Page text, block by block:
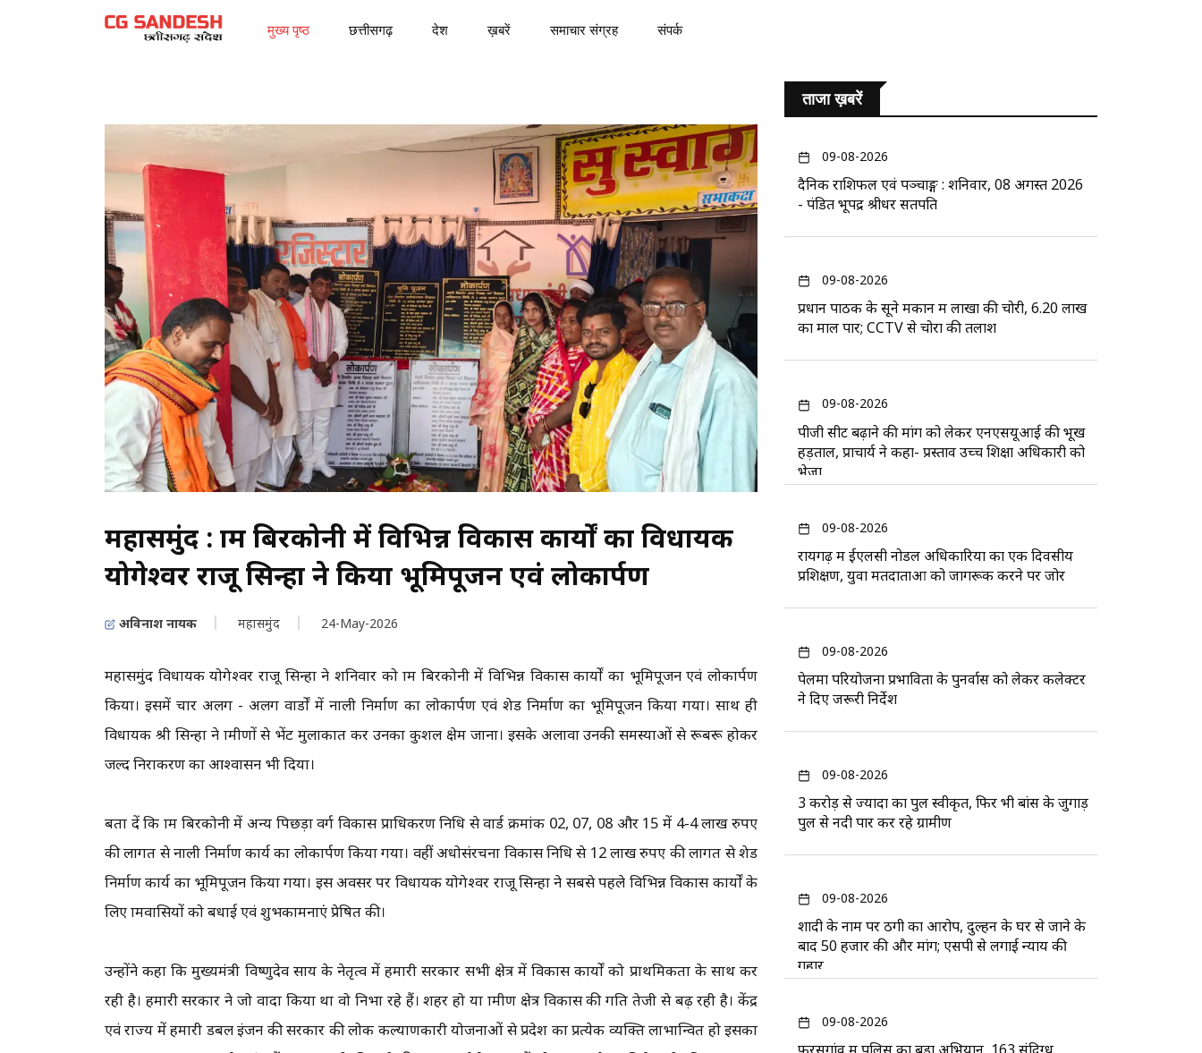
मुख्य पृष्ठ छत्तीसगढ़ देश ख़बरें समाचार संग्रह संपर्क
महासमुंद : ग्राम बिरकोनी में विभिन्न विकास कार्यों का विधायक
योगेश्वर राजू सिन्हा ने किया भूमिपूजन एवं लोकार्पण
अविनाश नायक महासमुंद 24-May-2026
महासमुंद विधायक योगेश्वर राजू सिन्हा ने शनिवार को ग्राम बिरकोनी में विभिन्न विकास कार्यों का भूमिपूजन एवं लोकार्पण
किया। इसमें चार अलग - अलग वार्डों में नाली निर्माण का लोकार्पण एवं शेड निर्माण का भूमिपूजन किया गया। साथ ही
विधायक श्री सिन्हा ने ग्रामीणों से भेंट मुलाकात कर उनका कुशल क्षेम जाना। इसके अलावा उनकी समस्याओं से रूबरू होकर
जल्द निराकरण का आश्वासन भी दिया।
बता दें कि ग्राम बिरकोनी में अन्य पिछड़ा वर्ग विकास प्राधिकरण निधि से वार्ड क्रमांक 02, 07, 08 और 15 में 4-4 लाख रुपए
की लागत से नाली निर्माण कार्य का लोकार्पण किया गया। वहीं अधोसंरचना विकास निधि से 12 लाख रुपए की लागत से शेड
निर्माण कार्य का भूमिपूजन किया गया। इस अवसर पर विधायक योगेश्वर राजू सिन्हा ने सबसे पहले विभिन्न विकास कार्यों के
लिए ग्रामवासियों को बधाई एवं शुभकामनाएं प्रेषित की।
उन्होंने कहा कि मुख्यमंत्री विष्णुदेव साय के नेतृत्व में हमारी सरकार सभी क्षेत्र में विकास कार्यों को प्राथमिकता के साथ कर
रही है। हमारी सरकार ने जो वादा किया था वो निभा रहे हैं। शहर हो या ग्रामीण क्षेत्र विकास की गति तेजी से बढ़ रही है। केंद्र
एवं राज्य में हमारी डबल इंजन की सरकार की लोक कल्याणकारी योजनाओं से प्रदेश का प्रत्येक व्यक्ति लाभान्वित हो इसका
ताजा ख़बरें
09-08-2026
दैनिक राशिफल एवं पञ्चाङ्ग : शनिवार, 08 अगस्त 2026
- पंडित भूपेंद्र श्रीधर सतपति
09-08-2026
प्रधान पाठक के सूने मकान में लाखों की चोरी, 6.20 लाख
का माल पार; CCTV से चोरों की तलाश
09-08-2026
पीजी सीट बढ़ाने की मांग को लेकर एनएसयूआई की भूख
हड़ताल, प्राचार्य ने कहा- प्रस्ताव उच्च शिक्षा अधिकारी को
भेजा
09-08-2026
रायगढ़ में ईएलसी नोडल अधिकारियों का एक दिवसीय
प्रशिक्षण, युवा मतदाताओं को जागरूक करने पर जोर
09-08-2026
पेलमा परियोजना प्रभावितों के पुनर्वास को लेकर कलेक्टर
ने दिए जरूरी निर्देश
09-08-2026
3 करोड़ से ज्यादा का पुल स्वीकृत, फिर भी बांस के जुगाड़
पुल से नदी पार कर रहे ग्रामीण
09-08-2026
शादी के नाम पर ठगी का आरोप, दुल्हन के घर से जाने के
बाद 50 हजार की और मांग; एसपी से लगाई न्याय की
गुहार
09-08-2026